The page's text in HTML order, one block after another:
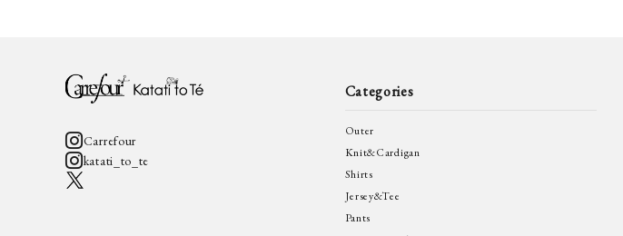
キーワード
カテゴリー
Categories
Outer
Knit&Cardigan
Shirts
Jersey&Tee
Pants
Carrefour
katati_to_te